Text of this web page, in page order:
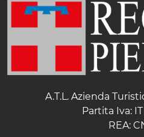
A.T.L. Azienda
Partita Iva:
REA: